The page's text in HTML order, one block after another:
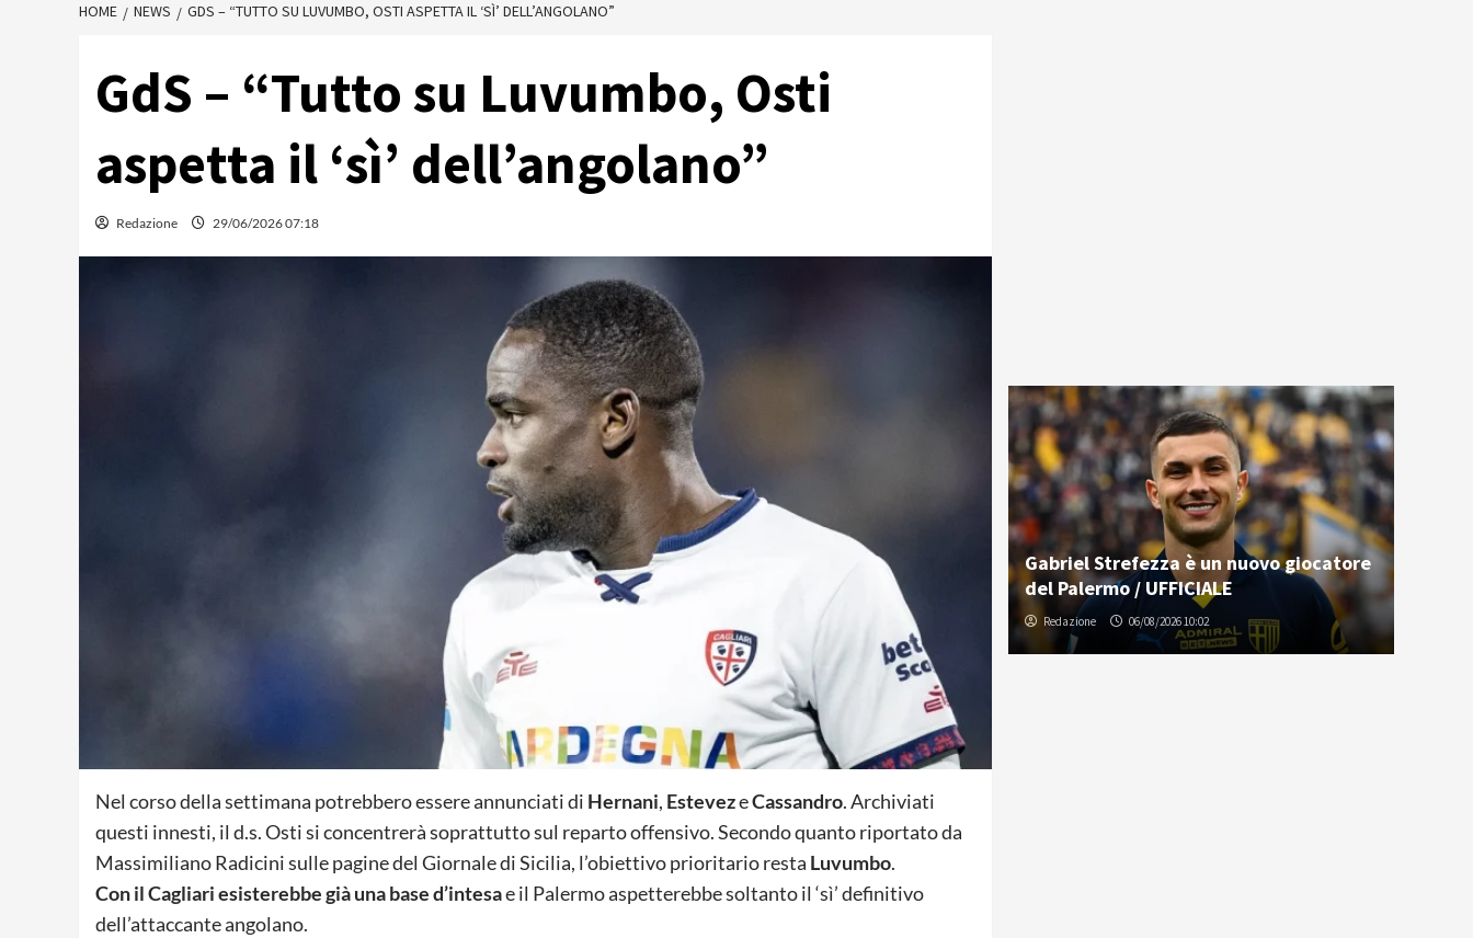
HOME NEWS GDS – “TUTTO SU LUVUMBO, OSTI ASPETTA IL ‘SÌ’ DELL’ANGOLANO”
GdS – “Tutto su Luvumbo, Osti
aspetta il ‘sì’ dell’angolano”
Redazione 29/06/2026 07:18
Nel corso della settimana potrebbero essere annunciati di Hernani, EstevezeCassandro. Archiviati
questi innesti, il d.s. Osti si concentrerà soprattutto sul reparto offensivo. Secondo quanto riportato da
Massimiliano Radicini sulle pagine del Giornale di Sicilia, l’obiettivo prioritario resta Luvumbo.
Con il Cagliari esisterebbe già una base d’intesae il Palermo aspetterebbe soltanto il ‘sì’ definitivo
dell’attaccante angolano.
Gabriel Strefezza è un nuovo giocatore
del Palermo / UFFICIALE
Redazione 06/08/2026 10:02